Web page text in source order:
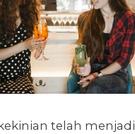
telah